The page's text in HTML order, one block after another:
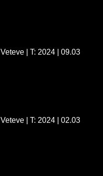
Veteve | T: 2024 | 09.03
Veteve | T: 2024 | 02.03